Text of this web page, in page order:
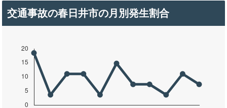
交通事故の春日井市の月別発生割合